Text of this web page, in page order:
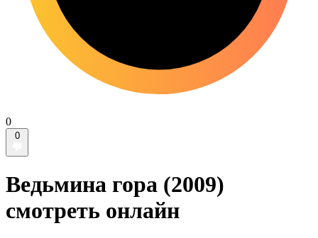
0
0
Ведьмина гора (2009)
смотреть онлайн